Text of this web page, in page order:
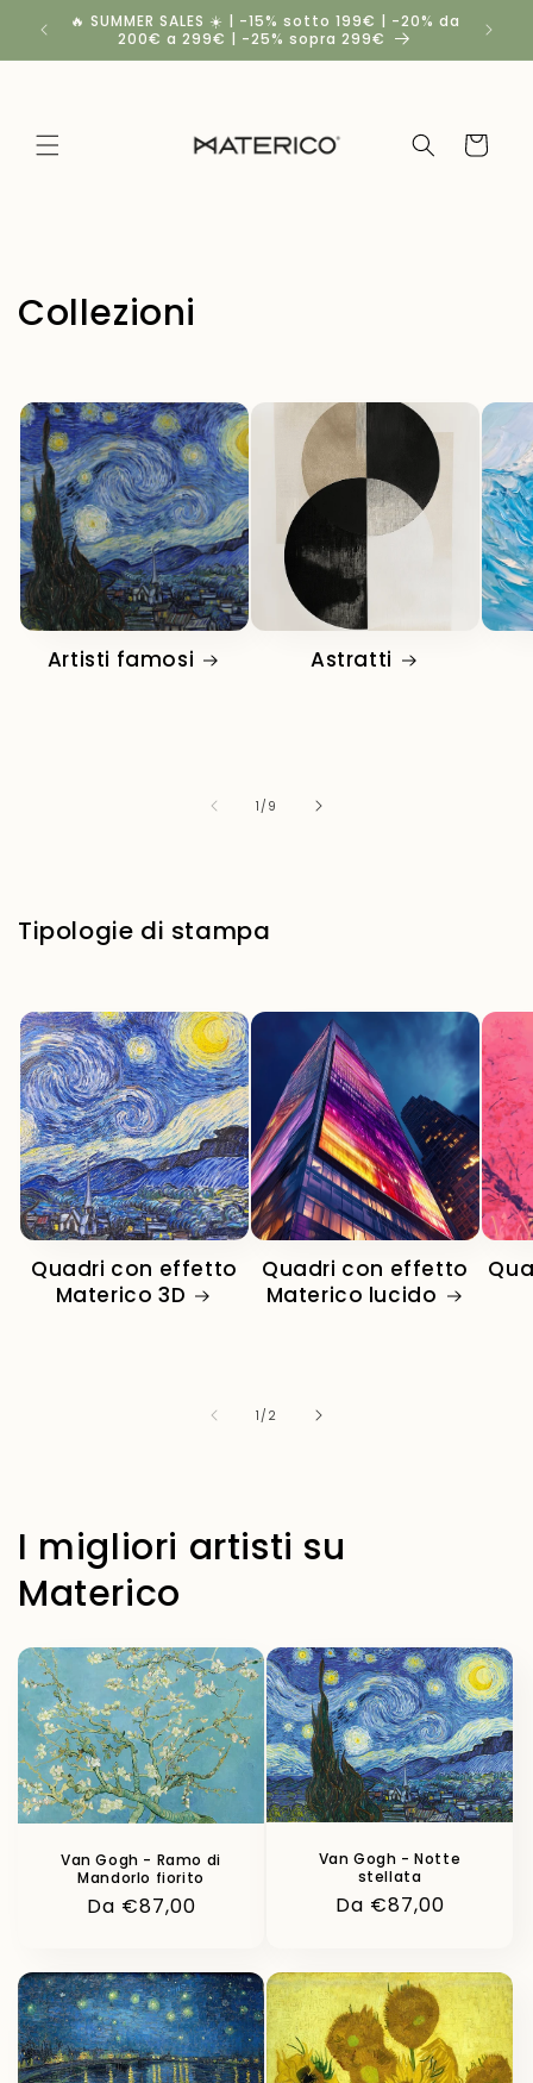
direttamente
ai contenuti
🔥 SUMMER SALES ☀️ | -15% sotto 199€ | -20% da
200€ a 299€ | -25% sopra 299€
Carrello
Collezioni
Artisti famosi Astratti
1 /su
9
Tipologie di stampa
Quadri con effetto
Materico 3D
Quadri con effetto
Materico lucido
1 /su2
I migliori artisti su
Materico
Van Gogh - Ramo di
Mandorlo fiorito
Prezzo
Da €87,00
Van Gogh - Notte
stellata
Prezzo
Da €87,00